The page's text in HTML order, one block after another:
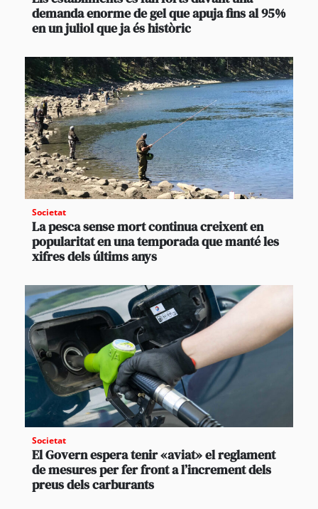
demanda enorme de gel que apuja fins al 95%
en un juliol que ja és històric
Societat
La pesca sense mort continua creixent en
popularitat en una temporada que manté les
xifres dels últims anys
Societat
El Govern espera tenir «aviat» el reglament
de mesures per fer front a l’increment dels
preus dels carburants